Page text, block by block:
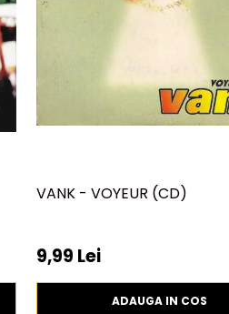
VANK - VOYEUR (CD)
9,99 Lei
ADAUGA IN COS